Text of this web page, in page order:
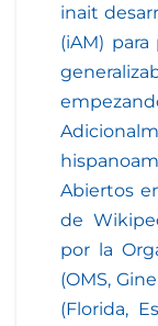
inait
(iAM)
Abiertos
de
por la
(OMS,
(Florida,